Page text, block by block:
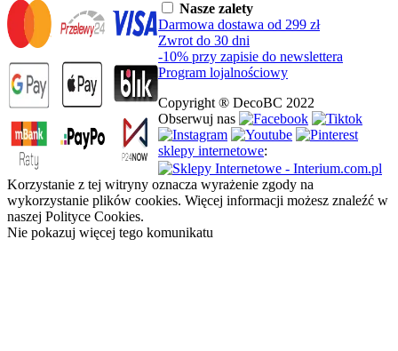
Nasze zalety
Darmowa dostawa od 299 zł
Zwrot do 30 dni
-10% przy zapisie do newslettera
Program lojalnościowy
Copyright ® DecoBC 2022
Obserwuj nas
sklepy internetowe:
Korzystanie z tej witryny oznacza wyrażenie zgody na
wykorzystanie plików cookies. Więcej informacji możesz znaleźć w
naszej Polityce Cookies.
Nie pokazuj więcej tego komunikatu